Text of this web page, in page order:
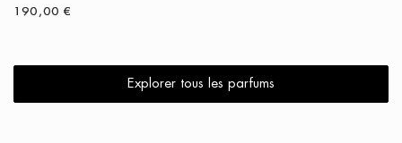
190,00€
Explorer tous les parfums